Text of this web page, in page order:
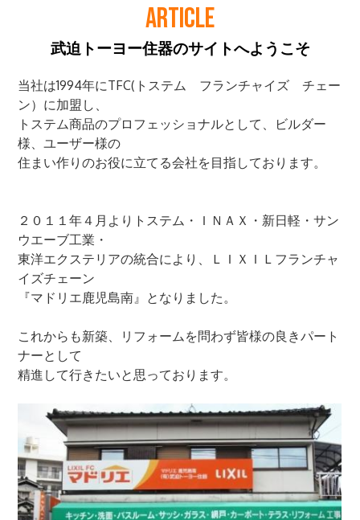
ARTICLE
武迫トーヨー住器のサイトへようこそ